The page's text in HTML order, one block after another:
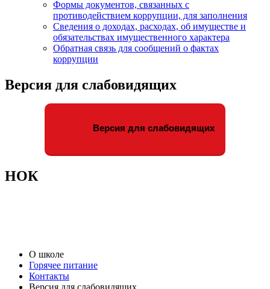
Формы документов, связанных с
противодействием коррупции, для заполнения
Сведения о доходах, расходах, об имуществе и
обязательствах имущественного характера
Обратная связь для сообщений о фактах
коррупции
Версия для слабовидящих
Версия для слабовидящих
НОК
О школе
Горячее питание
Контакты